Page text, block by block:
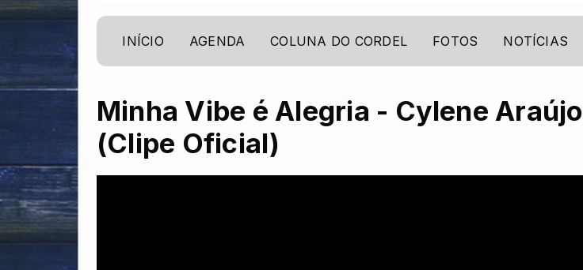
INÍCIO AGENDA COLUNA DO CORDEL FOTOS NOTÍCIAS
Minha Vibe é Alegria - Cylene Araújo
(Clipe Oficial)